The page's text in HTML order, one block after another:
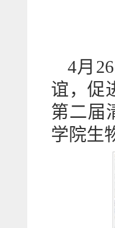
4月
谊，促
第二届
学院生